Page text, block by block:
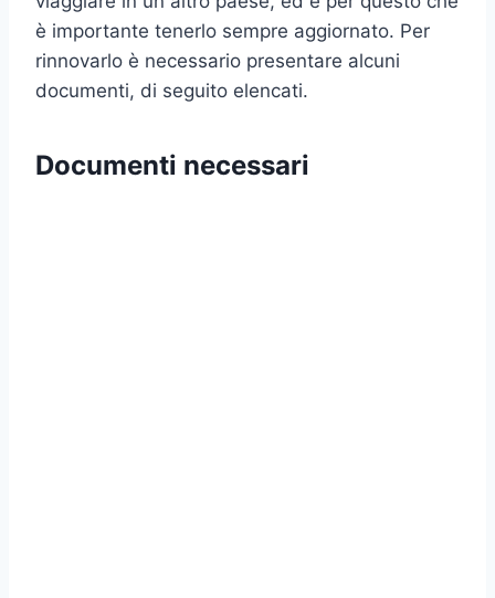
è importante tenerlo sempre aggiornato. Per
rinnovarlo è necessario presentare alcuni
documenti, di seguito elencati.
Documenti necessari